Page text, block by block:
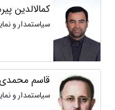
کمالالدین
سیاستمدار و
قاسم محمدی
سیاستمدار و